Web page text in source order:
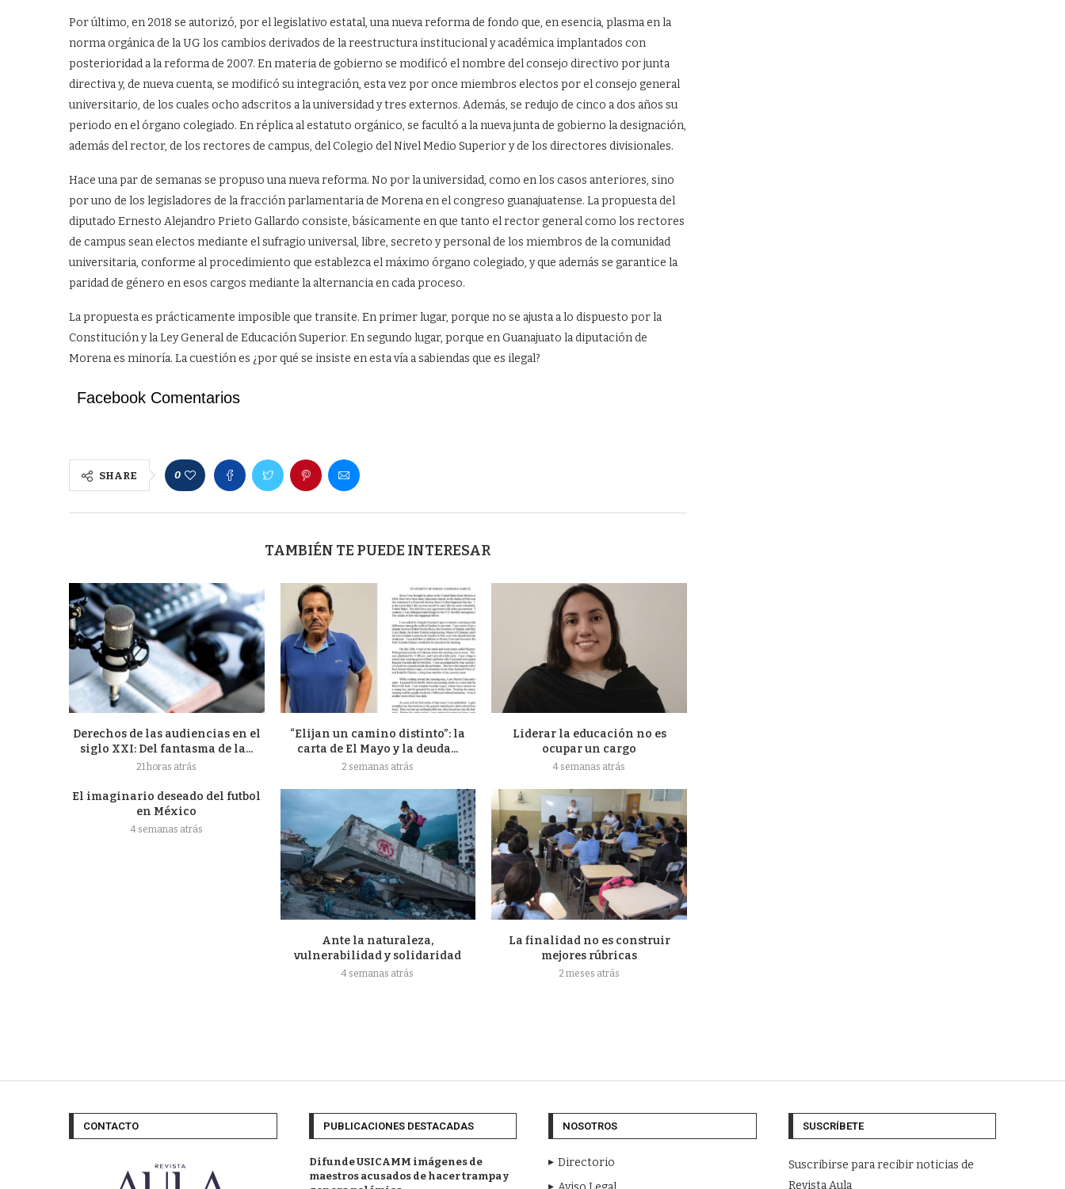
Por último, en 2018 se autorizó, por el legislativo estatal, una nueva reforma de fondo que, en esencia, plasma en la
norma orgánica de la UG los cambios derivados de la reestructura institucional y académica implantados con
posterioridad a la reforma de 2007. En materia de gobierno se modificó el nombre del consejo directivo por junta
directiva y, de nueva cuenta, se modificó su integración, esta vez por once miembros electos por el consejo general
universitario, de los cuales ocho adscritos a la universidad y tres externos. Además, se redujo de cinco a dos años su
periodo en el órgano colegiado. En réplica al estatuto orgánico, se facultó a la nueva junta de gobierno la designación,
además del rector, de los rectores de campus, del Colegio del Nivel Medio Superior y de los directores divisionales.
Hace una par de semanas se propuso una nueva reforma. No por la universidad, como en los casos anteriores, sino
por uno de los legisladores de la fracción parlamentaria de Morena en el congreso guanajuatense. La propuesta del
diputado Ernesto Alejandro Prieto Gallardo consiste, básicamente en que tanto el rector general como los rectores
de campus sean electos mediante el sufragio universal, libre, secreto y personal de los miembros de la comunidad
universitaria, conforme al procedimiento que establezca el máximo órgano colegiado, y que además se garantice la
paridad de género en esos cargos mediante la alternancia en cada proceso.
La propuesta es prácticamente imposible que transite. En primer lugar, porque no se ajusta a lo dispuesto por la
Constitución y la Ley General de Educación Superior. En segundo lugar, porque en Guanajuato la diputación de
Morena es minoría. La cuestión es ¿por qué se insiste en esta vía a sabiendas que es ilegal?
Facebook Comentarios
SHARE 0
TAMBIÉN TE PUEDE INTERESAR
Derechos de las audiencias en el
siglo XXI: Del fantasma de la...
21 horas atrás
“Elijan un camino distinto”: la
carta de El Mayo y la deuda...
2 semanas atrás
Liderar la educación no es
ocupar un cargo
4 semanas atrás
El imaginario deseado del futbol
en México
4 semanas atrás
Ante la naturaleza,
vulnerabilidad y solidaridad
4 semanas atrás
La finalidad no es construir
mejores rúbricas
2 meses atrás
CONTACTO PUBLICACIONES DESTACADAS
Difunde USICAMM imágenes de
maestros acusados de hacer trampa y
NOSOTROS
Directorio
SUSCRÍBETE
Suscribirse para recibir noticias de
Revista Aula